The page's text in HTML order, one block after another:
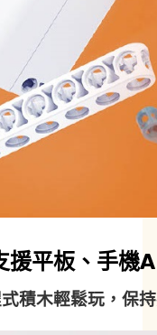
援平板、手機
積木輕鬆玩，保